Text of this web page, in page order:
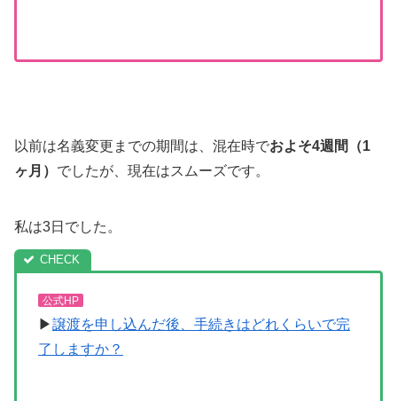
以前は名義変更までの期間は、混在時でおよそ4週間（1
ヶ月） でしたが、現在はスムーズです。
私は3日でした。
公式HP
▶譲渡を申し込んだ後、手続きはどれくらいで完
了しますか？